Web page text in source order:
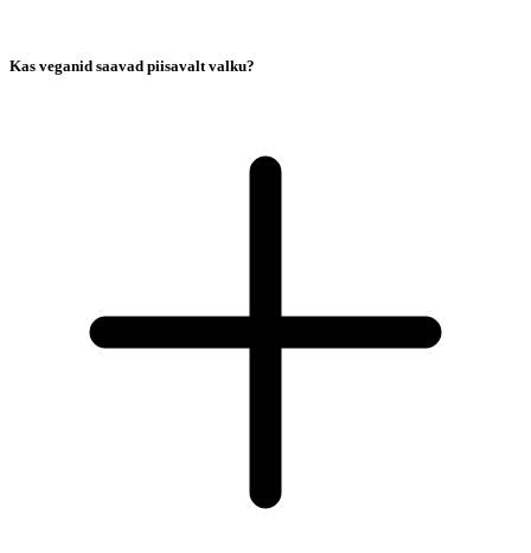
Kas veganid saavad piisavalt valku?